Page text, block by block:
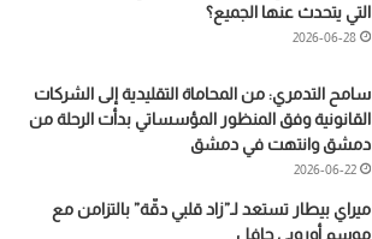
التي يتحدث عنها الجميع؟
2026-06-28
سامح التدمري: من المحاماة التقليدية إلى الشركات
القانونية وفق المنظور المؤسساتي بدأت الرحلة من
دمشق وانتهت في دمشق
2026-06-22
ميراي بيطار تستعد لـ”زاد قلبي دقّة” بالتزامن مع
موسم أوروبي حافل